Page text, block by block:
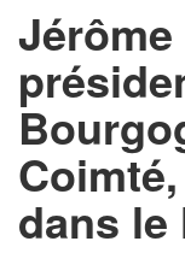
dans le